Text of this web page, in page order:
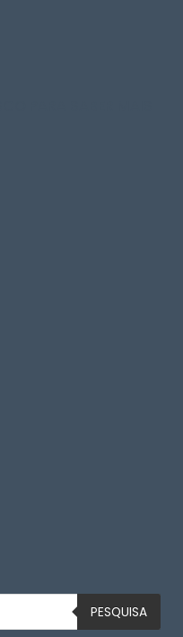
PESQUISA